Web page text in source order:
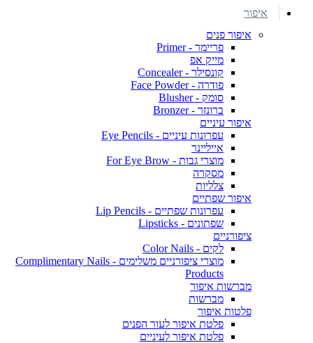
איפור
איפור פנים
פריימר - Primer
מייק אפ
קונסילר - Concealer
פודרה - Face Powder
סומק - Blusher
ברונזר - Bronzer
איפור עיניים
עפרונות עיניים - Eye Pencils
אייליינר
מוצרי גבות - For Eye Brow
מסקרה
צלליות
איפור שפתיים
עפרונות שפתיים - Lip Pencils
שפתונים - Lipsticks
ציפורניים
לקים - Color Nails
מוצרי ציפורניים משלימים - Complimentary Nails
Products
מברשות איפור
מברשות
פלטות איפור
פלטת איפור לעור הפנים
פלטת איפור לעיניים